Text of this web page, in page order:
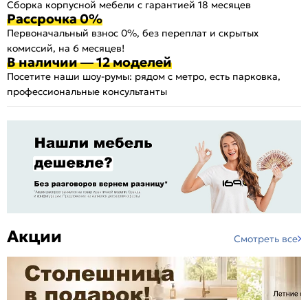
Сборка корпусной мебели с гарантией 18 месяцев
Рассрочка 0%
Первоначальный взнос 0%, без переплат и скрытых
комиссий, на 6 месяцев!
В наличии — 12 моделей
Посетите наши шоу-румы: рядом с метро, есть парковка,
профессиональные консультанты
Акции Смотреть все